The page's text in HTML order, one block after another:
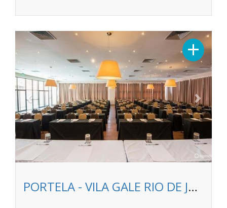
+
Previous Next
PORTELA - VILA GALE RIO DE JANEIRO